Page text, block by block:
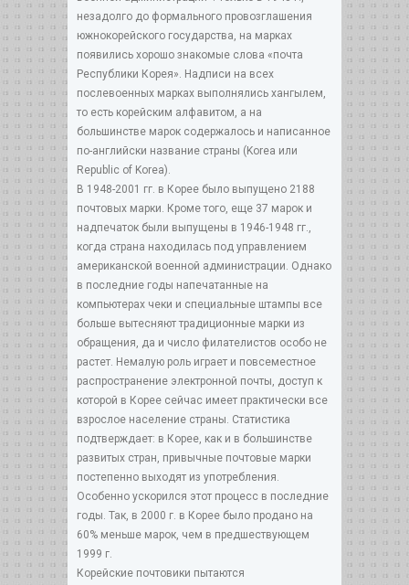
незадолго до формального провозглашения
южнокорейского государства, на марках
появились хорошо знакомые слова «почта
Республики Корея». Надписи на всех
послевоенных марках выполнялись хангылем,
то есть корейским алфавитом, а на
большинстве марок содержалось и написанное
по-английски название страны (Korea или
Republic of Korea).
В 1948-2001 гг. в Корее было выпущено 2188
почтовых марки. Кроме того, еще 37 марок и
надпечаток были выпущены в 1946-1948 гг.,
когда страна находилась под управлением
американской военной администрации. Однако
в последние годы напечатанные на
компьютерах чеки и специальные штампы все
больше вытесняют традиционные марки из
обращения, да и число филателистов особо не
растет. Немалую роль играет и повсеместное
распространение электронной почты, доступ к
которой в Корее сейчас имеет практически все
взрослое население страны. Статистика
подтверждает: в Корее, как и в большинстве
развитых стран, привычные почтовые марки
постепенно выходят из употребления.
Особенно ускорился этот процесс в последние
годы. Так, в 2000 г. в Корее было продано на
60% меньше марок, чем в предшествующем
1999 г.
Корейские почтовики пытаются